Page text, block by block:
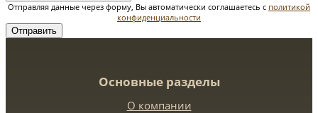
Отправляя данные через форму, Вы автоматически соглашаетесь с политикой
конфиденциальности
Отправить
Основные разделы
О компании